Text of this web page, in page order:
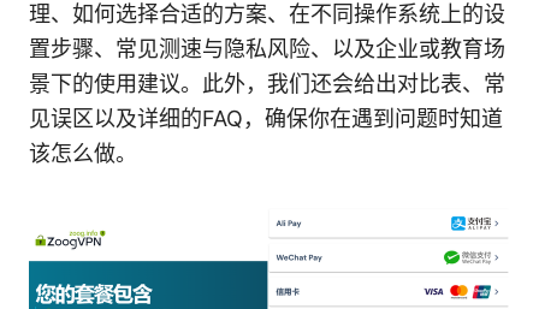
理、如何选择合适的方案、在不同操作系统上的设
置步骤、常见测速与隐私风险、以及企业或教育场
景下的使用建议。此外，我们还会给出对比表、常
见误区以及详细的FAQ，确保你在遇到问题时知道
该怎么做。